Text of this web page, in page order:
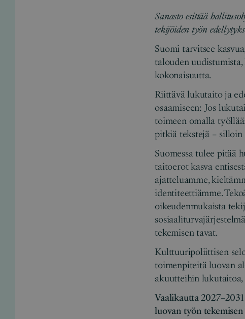
Sanasto esittää
tekijöiden työn
Suomi tarvitsee
talouden
kokonaisuutta.
Riittävä lukutaito ja
osaamiseen: Jos
toimeen omalla
pitkiä tekstejä – silloin
Suomessa tulee pitää
taitoerot kasva
ajatteluamme,
identiteettiämme.
oikeudenmukaista
tekemisen tavat.
Kulttuuripoliittisen
toimenpiteitä luovan
akuutteihin
Vaalikautta
luovan työn